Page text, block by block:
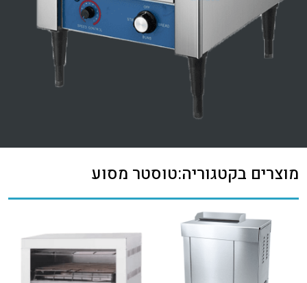
מוצרים בקטגוריה:טוסטר מסוע